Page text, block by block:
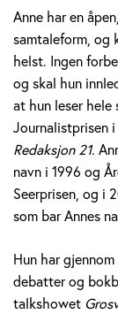
s
v
o
l
d
Anne har en
samtaleform, og
helst. Ingen
og skal hun
at hun leser
Journalistprisen
Redaksjon 21.
navn i 1996 og
Seerprisen, og i
som bar Annes
Hun har
debatter og
talkshowet